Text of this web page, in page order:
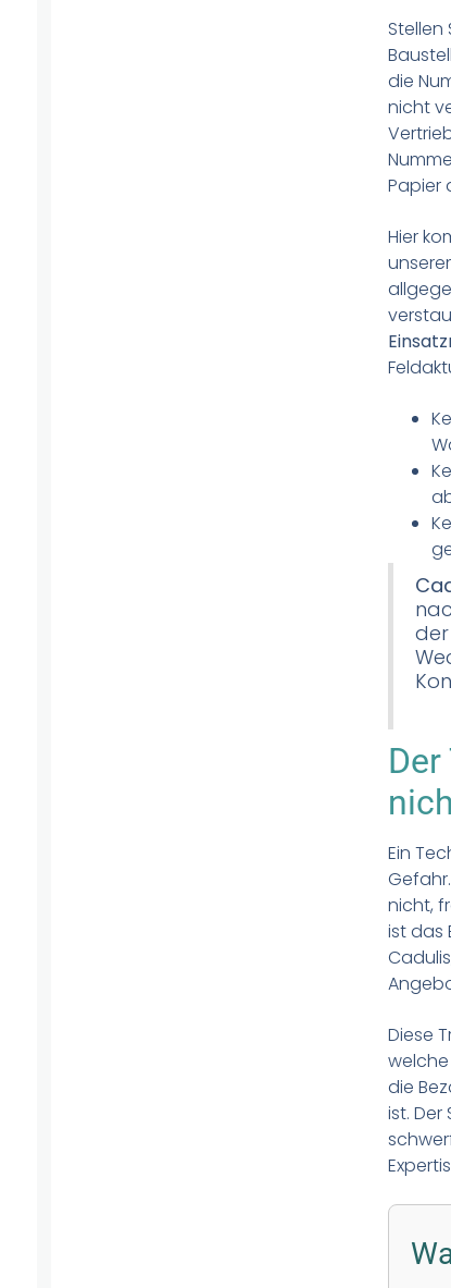
Stellen
die
nicht
Papier
Hier
Ein
nicht,
ist das
Diese
die
ist.